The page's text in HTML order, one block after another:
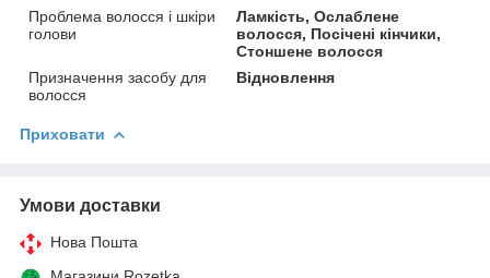
Проблема волосся і шкіри
голови
Ламкість, Ослаблене
волосся, Посічені кінчики,
Стоншене волосся
Призначення засобу для
волосся
Відновлення
Приховати
Умови доставки
Нова Пошта